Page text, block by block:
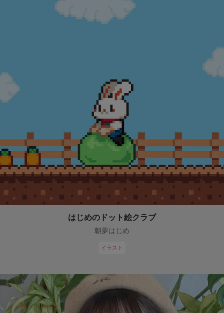
はじめのドット絵クラブ
朝夢はじめ
イラスト